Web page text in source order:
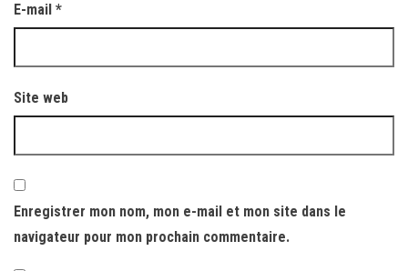
E-mail *
Site web
Enregistrer mon nom, mon e-mail et mon site dans le
navigateur pour mon prochain commentaire.